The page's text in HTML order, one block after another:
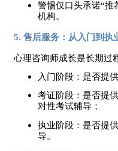
警惕仅口头承诺“推
机构。
5. 售后服务：从入门到执
心理咨询师成长是长期过
入门阶段：是否提
考证阶段：是否提
对性考试辅导；
执业阶段：是否提
导。